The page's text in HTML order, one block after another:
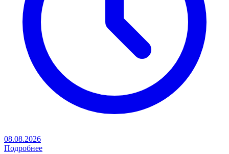
08.08.2026
Подробнее